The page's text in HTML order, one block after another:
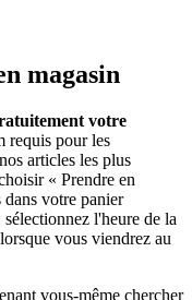
magasin
votre
requis pour les
articles les plus
« Prendre en
votre panier
l'heure de la
vous viendrez au
vous-même chercher